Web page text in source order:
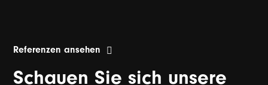
Referenzen ansehen
Schauen Sie sich unsere